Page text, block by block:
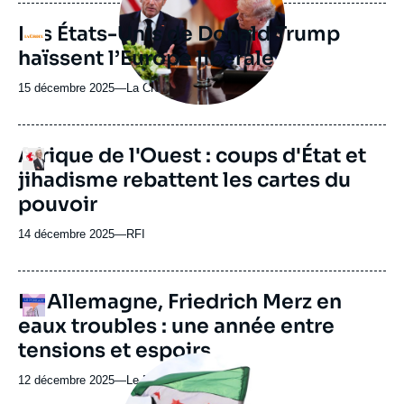
revue
ou
émission
Logo
Les États-Unis de Donald Trump
haïssent l’Europe libérale
15 décembre 2025—Nom
journal,
ou
émission
La Croix
Logo
Afrique de l'Ouest : coups d'État et
jihadisme rebattent les cartes du
pouvoir
14 décembre 2025—Nom
journal,
ou
émission
RFI
Logo
URL
de
Spotify
En Allemagne, Friedrich Merz en
eaux troubles : une année entre
tensions et espoirs
12 décembre 2025—Nom
du
Le Podkast
Image
principale
médiatique